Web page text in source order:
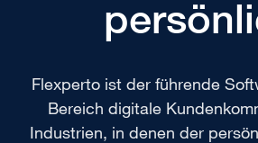
Flexperto ist der führende
Bereich digitale
Industrien, in denen der